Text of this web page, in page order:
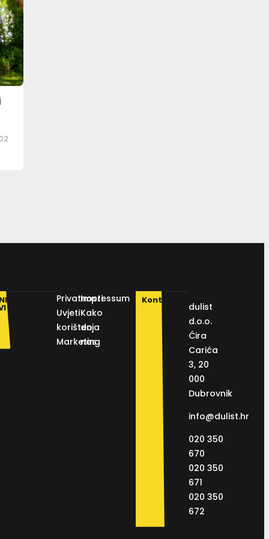
Privatnosti
Uvjeti
korištenja
Marketing
Impressum
Kako
do
nas
Kontakt
dulist
d.o.o.
Ćira
Carića
3, 20
000
Dubrovnik
info@dulist.hr
020 350
670
020 350
671
020 350
672